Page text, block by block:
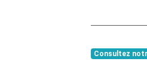
Consultez